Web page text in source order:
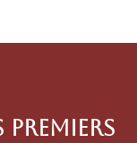
PREMIERS